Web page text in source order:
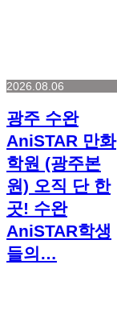
2026.08.06
광주 수완
AniSTAR 만화
학원 (광주본
원) 오직 단 한
곳! 수완
AniSTAR학생
들의…